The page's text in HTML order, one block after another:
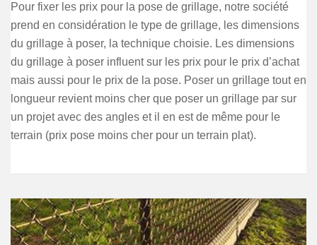
Pour fixer les prix pour la pose de grillage, notre société
prend en considération le type de grillage, les dimensions
du grillage à poser, la technique choisie. Les dimensions
du grillage à poser influent sur les prix pour le prix d’achat
mais aussi pour le prix de la pose. Poser un grillage tout en
longueur revient moins cher que poser un grillage par sur
un projet avec des angles et il en est de même pour le
terrain (prix pose moins cher pour un terrain plat).